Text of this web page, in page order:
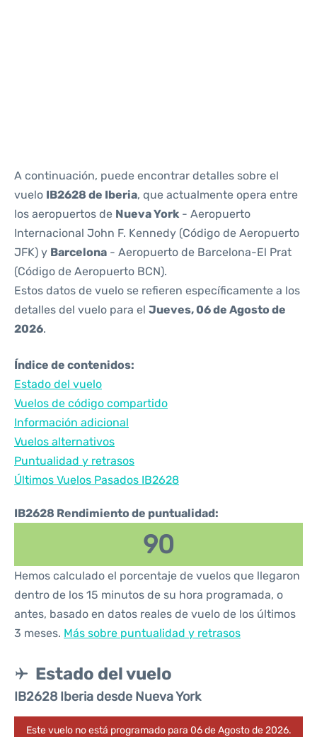
A continuación, puede encontrar detalles sobre el
vuelo IB2628 de Iberia, que actualmente opera entre
los aeropuertos de Nueva York - Aeropuerto
Internacional John F. Kennedy (Código de Aeropuerto
JFK) y Barcelona - Aeropuerto de Barcelona-El Prat
(Código de Aeropuerto BCN).
Estos datos de vuelo se refieren específicamente a los
detalles del vuelo para el Jueves, 06 de Agosto de
2026.
Índice de contenidos:
Estado del vuelo
Vuelos de código compartido
Información adicional
Vuelos alternativos
Puntualidad y retrasos
Últimos Vuelos Pasados IB2628
IB2628 Rendimiento de puntualidad:
90
Hemos calculado el porcentaje de vuelos que llegaron
dentro de los 15 minutos de su hora programada, o
antes, basado en datos reales de vuelo de los últimos
3 meses. Más sobre puntualidad y retrasos
Estado del vuelo
IB2628 Iberia desde Nueva York
Este vuelo no está programado para 06 de Agosto de 2026.